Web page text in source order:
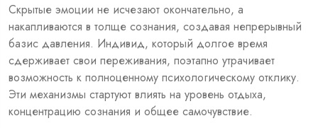
Скрытые эмоции не исчезают окончательно, а
накапливаются в толще сознания, создавая непрерывный
базис давления. Индивид, который долгое время
сдерживает свои переживания, поэтапно утрачивает
возможность к полноценному психологическому отклику.
Эти механизмы стартуют влиять на уровень отдыха,
концентрацию сознания и общее самочувствие.